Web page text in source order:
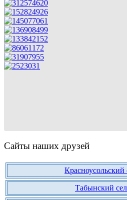
Сайты наших друзей
Красноусольский
Табынский